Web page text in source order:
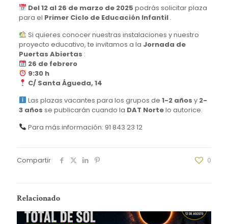
Del 12 al 26 de marzo de 2025 podrás solicitar plaza
para el Primer Ciclo de Educación Infantil.
Si quieres conocer nuestras instalaciones y nuestro
proyecto educativo, te invitamos a la Jornada de
Puertas Abiertas :
26 de febrero
9:30 h
C/ Santa Águeda, 14
Las plazas vacantes para los grupos de 1-2 años y 2-
3 años se publicarán cuando la DAT Nortelo autorice.
Para más información: 91 843 23 12
Compartir 0
Relacionado